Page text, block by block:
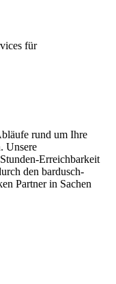
rund um Ihre
Unsere
Erreichbarkeit
den bardusch-
Partner in Sachen